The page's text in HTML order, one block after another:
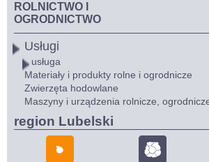
ROLNICTWO I
OGRODNICTWO
Usługi
usługa
Materiały i produkty rolne i ogrodnicze
Zwierzęta hodowlane
Maszyny i urządzenia rolnicze,
region Lubelski